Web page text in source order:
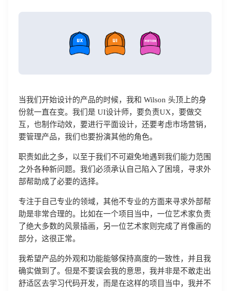
当我们开始设计的产品的时候，我和 Wilson 头顶上的身
份就一直在变。我们是 UI设计师，要负责UX，要做交
互，也制作动效，要进行平面设计，还要考虑市场营销，
要管理产品，我们也要扮演其他的角色。
职责如此之多，以至于我们不可避免地遇到我们能力范围
之外各种新问题。我们必须承认自己陷入了困境，寻求外
部帮助成了必要的选择。
专注于自己专业的领域，其他不专业的方面来寻求外部帮
助是非常合理的。比如在一个项目当中，一位艺术家负责
了绝大多数的风景插画，另一位艺术家则完成了肖像画的
部分，这很正常。
我希望产品的外观和功能能够保持高度的一致性，并且我
确实做到了。但是不要误会我的意思，我并非是不敢走出
舒适区去学习代码开发，而是在这样的项目当中，我并不